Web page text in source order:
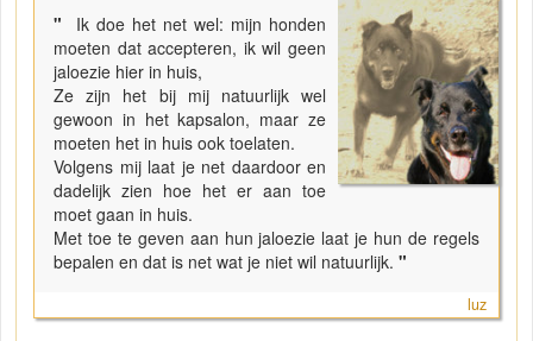
"
Ik doe het net wel: mijn honden
moeten dat accepteren, ik wil geen
jaloezie hier in huis,
Ze zijn het bij mij natuurlijk wel
gewoon in het kapsalon, maar ze
moeten het in huis ook toelaten.
Volgens mij laat je net daardoor en
dadelijk zien hoe het er aan toe
moet gaan in huis.
Met toe te geven aan hun jaloezie laat je hun de regels
bepalen en dat is net wat je niet wil natuurlijk. "
luz